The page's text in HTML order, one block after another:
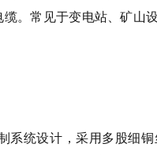
缆。常见于变电站、矿山
系统设计，采用多股细